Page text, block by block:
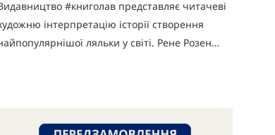
#книголав представляє читачеві
інтерпретацію історії створення
ляльки у світі. Рене Розен